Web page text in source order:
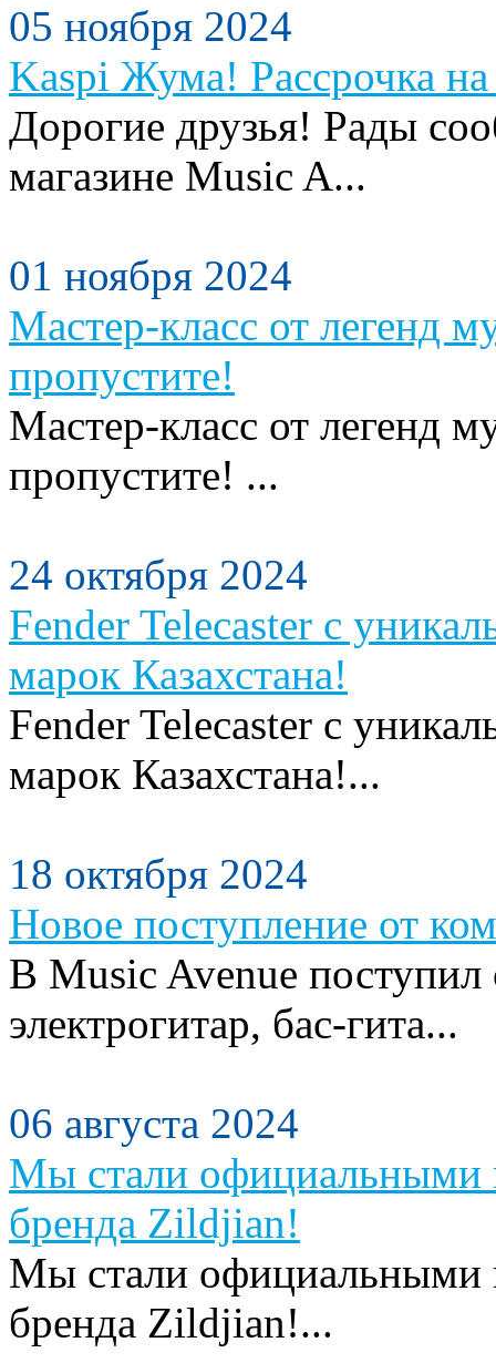
05 ноября 2024
Kaspi Жума! Рассрочка на
Дорогие друзья! Рады
магазине Music A...
01 ноября 2024
Мастер-класс от легенд
пропустите!
Мастер-класс от легенд
пропустите! ...
24 октября 2024
Fender Telecaster с
марок Казахстана!
Fender Telecaster с
марок Казахстана!...
18 октября 2024
Новое поступление от
В Music Avenue
электрогитар, бас-гита...
06 августа 2024
Мы стали официальными
бренда Zildjian!
Мы стали официальными
бренда Zildjian!...